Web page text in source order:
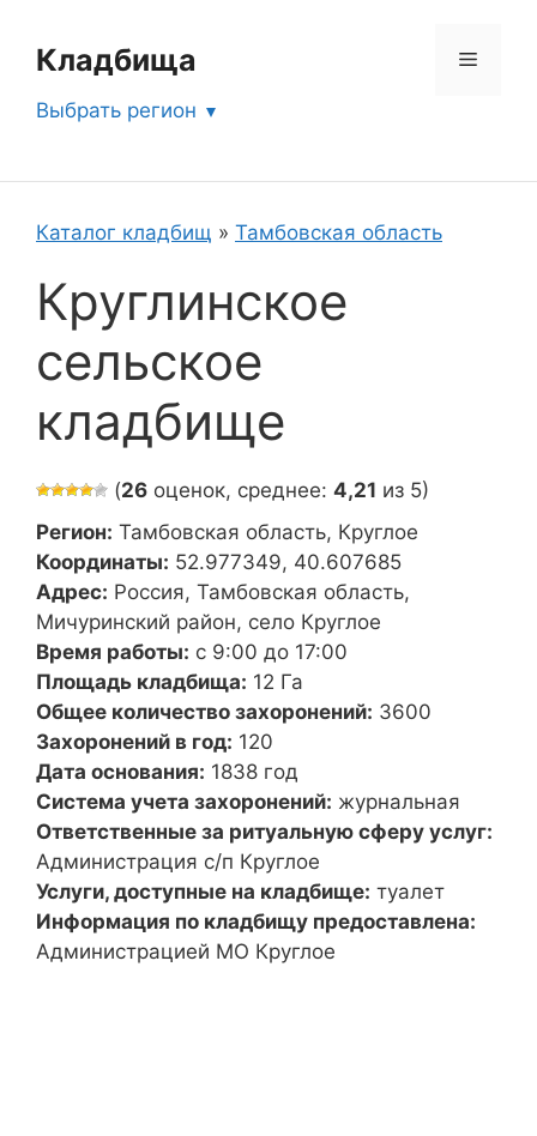
содержимому
Кладбища Меню
Выбрать регион
Каталог кладбищ » Тамбовская область
Круглинское
сельское
кладбище
(26 оценок, среднее: 4,21 из 5)
Регион: Тамбовская область, Круглое
Координаты: 52.977349, 40.607685
Адрес: Россия, Тамбовская область,
Мичуринский район, село Круглое
Время работы: с 9:00 до 17:00
Площадь кладбища: 12 Га
Общее количество захоронений: 3600
Захоронений в год: 120
Дата основания: 1838 год
Система учета захоронений: журнальная
Ответственные за ритуальную сферу услуг:
Администрация с/п Круглое
Услуги, доступные на кладбище: туалет
Информация по кладбищу предоставлена:
Администрацией МО Круглое